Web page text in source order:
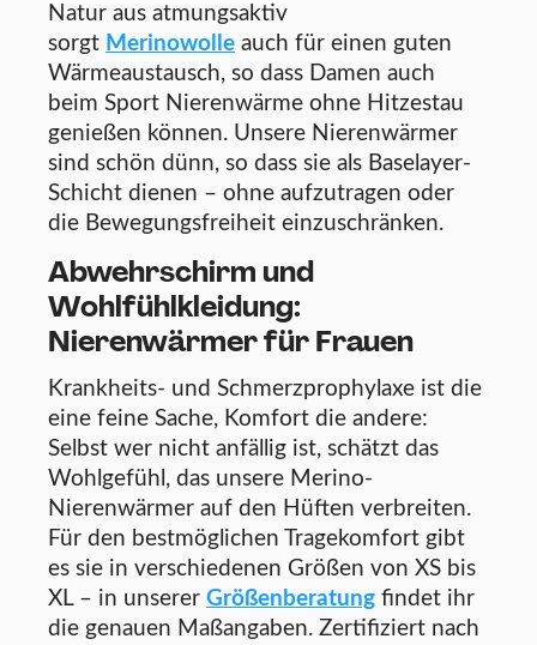
Natur aus atmungsaktiv
sorgt Merinowolle auch für einen guten
Wärmeaustausch, so dass Damen auch
beim Sport Nierenwärme ohne Hitzestau
genießen können. Unsere Nierenwärmer
sind schön dünn, so dass sie als Baselayer-
Schicht dienen – ohne aufzutragen oder
die Bewegungsfreiheit einzuschränken.
Abwehrschirm und
Wohlfühlkleidung:
Nierenwärmer für Frauen
Krankheits- und Schmerzprophylaxe ist die
eine feine Sache, Komfort die andere:
Selbst wer nicht anfällig ist, schätzt das
Wohlgefühl, das unsere Merino-
Nierenwärmer auf den Hüften verbreiten.
Für den bestmöglichen Tragekomfort gibt
es sie in verschiedenen Größen von XS bis
XL – in unserer Größenberatung findet ihr
die genauen Maßangaben. Zertifiziert nach